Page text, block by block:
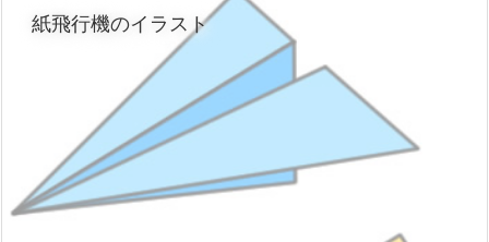
紙飛行機のイラスト